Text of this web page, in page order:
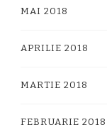
MAI 2018
APRILIE 2018
MARTIE 2018
FEBRUARIE 2018